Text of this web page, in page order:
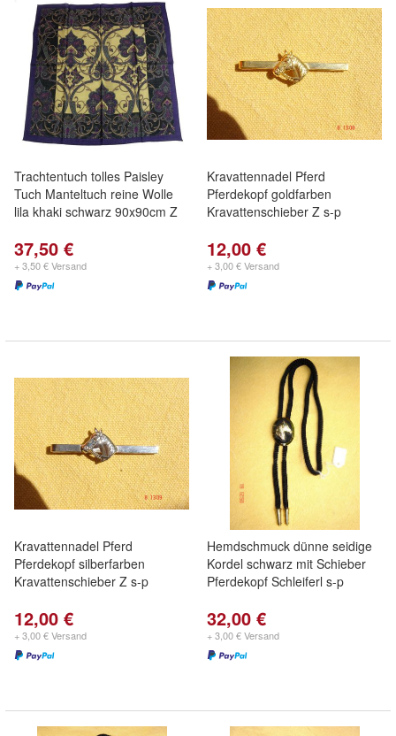
Trachtentuch tolles Paisley
Tuch Manteltuch reine Wolle
lila khaki schwarz 90x90cm Z
37,50 €
+ 3,50 € Versand
Kravattennadel Pferd
Pferdekopf goldfarben
Kravattenschieber Z s-p
12,00 €
+ 3,00 € Versand
Kravattennadel Pferd
Pferdekopf silberfarben
Kravattenschieber Z s-p
12,00 €
+ 3,00 € Versand
Hemdschmuck dünne seidige
Kordel schwarz mit Schieber
Pferdekopf Schleiferl s-p
32,00 €
+ 3,00 € Versand